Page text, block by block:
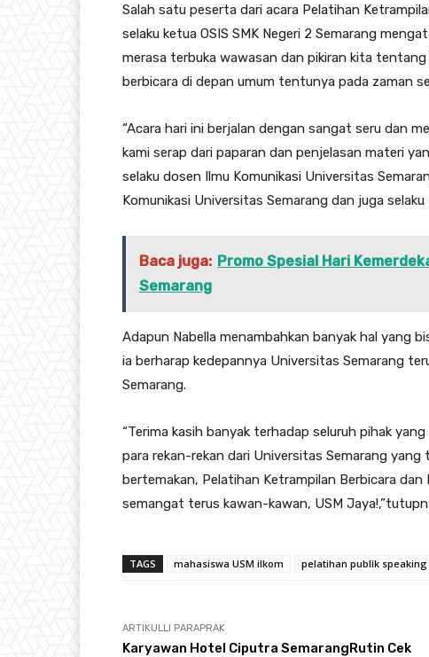
Salah satu peserta dari acara Pelatihan
selaku ketua OSIS SMK Negeri 2 Semarang
merasa terbuka wawasan dan pikiran kita
berbicara di depan umum tentunya pada zaman
“Acara hari ini berjalan dengan sangat seru dan
kami serap dari paparan dan penjelasan materi
selaku dosen Ilmu Komunikasi Universitas
Komunikasi Universitas Semarang dan juga
Baca juga: Promo Spesial Hari
Semarang
Adapun Nabella menambahkan banyak hal yang
ia berharap kedepannya Universitas Semarang
Semarang.
“Terima kasih banyak terhadap seluruh pihak
para rekan-rekan dari Universitas Semarang
bertemakan, Pelatihan Ketrampilan Berbicara
semangat terus kawan-kawan, USM
TAGS mahasiswa USM ilkom pelatihan publik speaking
ARTIKULLI PARAPRAK
Karyawan Hotel Ciputra SemarangRutin Cek